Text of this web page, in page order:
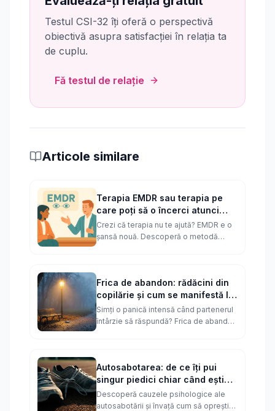
Testul CSI-32 îți oferă o perspectivă
obiectivă asupra satisfacției în relația ta
de cuplu.
Fă testul de relație
Articole similare
Terapia EMDR sau terapia pe
care poți să o încerci atunci
când alte tipuri de terapie nu
mai funcționează
Crezi că terapia nu te ajută? EMDR e o
șansă nouă. Descoperă o metodă
Frica de abandon: rădăcini din
copilărie și cum se manifestă la
adulți
Simți o panică intensă când partenerul
întârzie să răspundă? Frica de abandon
Autosabotarea: de ce îți pui
singur piedici chiar când ești
aproape de succes
Descoperă cauzele psihologice ale
autosabotării și învață cum să oprești